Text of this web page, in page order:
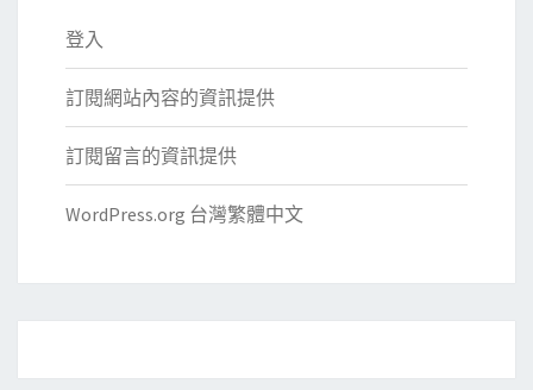
登入
訂閱網站內容的資訊提供
訂閱留言的資訊提供
WordPress.org 台灣繁體中文